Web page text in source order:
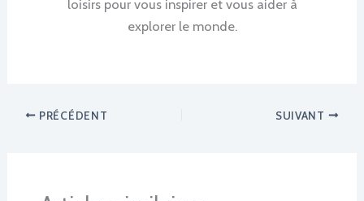
loisirs pour vous inspirer et vous aider à
explorer le monde.
PRÉCÉDENT SUIVANT